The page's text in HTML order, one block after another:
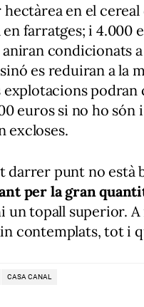
hectàrea en el
farratges; i 4.000
condicionats
es reduiran a la
explotacions
euros si no ho
excloses.
darrer punt no està
per la gran
un topall superior.
contemplats, tot i
CASA CANAL